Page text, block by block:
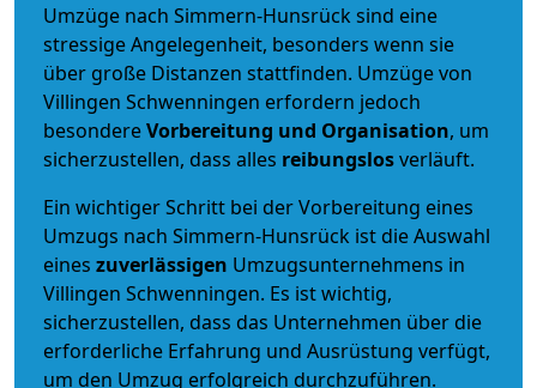
Umzüge nach Simmern-Hunsrück sind eine
stressige Angelegenheit, besonders wenn sie
über große Distanzen stattfinden. Umzüge von
Villingen Schwenningen erfordern jedoch
besondereVorbereitung und Organisation, um
sicherzustellen, dass alles reibungslosverläuft.
Ein wichtiger Schritt bei der Vorbereitung eines
Umzugs nach Simmern-Hunsrück ist die Auswahl
eines zuverlässigen Umzugsunternehmens in
Villingen Schwenningen. Es ist wichtig,
sicherzustellen, dass das Unternehmen über die
erforderliche Erfahrung und Ausrüstung verfügt,
um den Umzug erfolgreich durchzuführen.